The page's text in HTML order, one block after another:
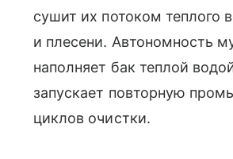
сушит их потоком теплого
и плесени. Автономность
наполняет бак теплой
запускает повторную
циклов очистки.